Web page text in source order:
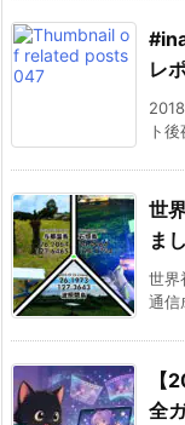
レ
ト
世
ま
世界
通信
【
全